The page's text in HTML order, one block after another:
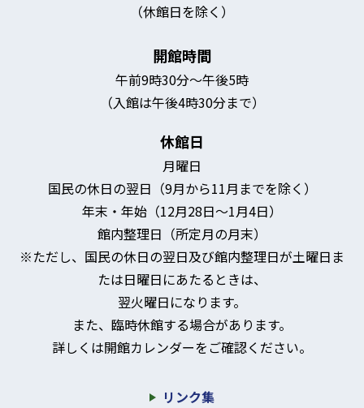
（休館日を除く）
開館時間
午前9時30分～午後5時
（入館は午後4時30分まで）
休館日
月曜日
国民の休日の翌日（9月から11月までを除く）
年末・年始（12月28日～1月4日）
館内整理日（所定月の月末）
※ただし、国民の休日の翌日及び館内整理日が土曜日ま
たは日曜日にあたるときは、
翌火曜日になります。
また、臨時休館する場合があります。
詳しくは開館カレンダーをご確認ください。
リンク集